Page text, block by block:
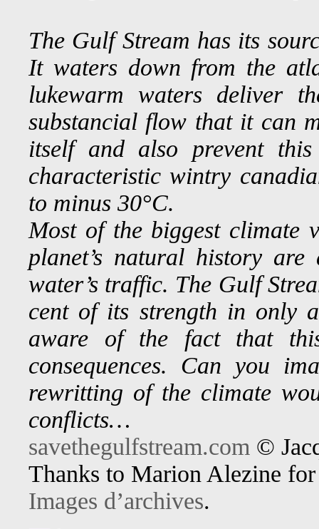
The Gulf Stream has its
It waters down from the
lukewarm waters deliver
substancial flow that it can
itself and also prevent
characteristic wintry
to minus 30°C.
Most of the biggest climate
planet’s natural history
water’s traffic. The Gulf
cent of its strength in only
aware of the fact that
consequences. Can you
rewritting of the climate
conflicts…
savethegulfstream.com ©
Thanks to Marion Alezine
Images d’archives.